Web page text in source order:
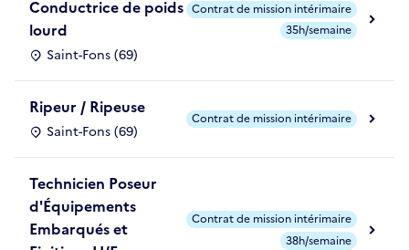
Conductrice de poids
lourd
Saint-Fons (69)
Contrat de mission intérimaire
35h/semaine
Ripeur / Ripeuse
Saint-Fons (69)
Contrat de mission intérimaire
Technicien Poseur
d'Équipements
Embarqués et
Contrat de mission intérimaire
38h/semaine